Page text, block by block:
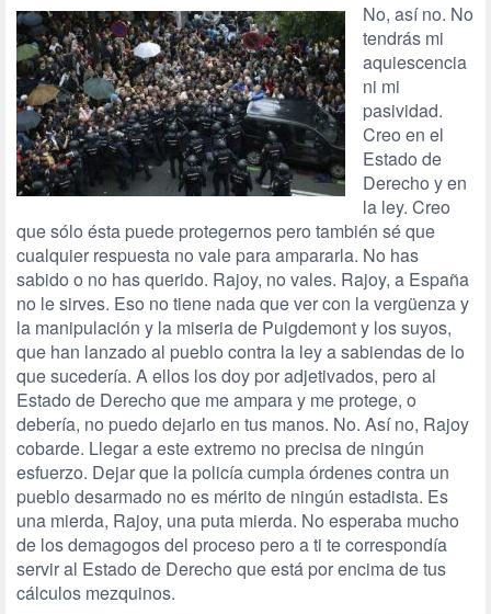
No, así no. No
tendrás mi
aquiescencia
ni mi
pasividad.
Creo en el
Estado de
Derecho y en
la ley. Creo
que sólo ésta puede protegernos pero también sé que
cualquier respuesta no vale para ampararla. No has
sabido o no has querido. Rajoy, no vales. Rajoy, a España
no le sirves. Eso no tiene nada que ver con la vergüenza y
la manipulación y la miseria de Puigdemont y los suyos,
que han lanzado al pueblo contra la ley a sabiendas de lo
que sucedería. A ellos los doy por adjetivados, pero al
Estado de Derecho que me ampara y me protege, o
debería, no puedo dejarlo en tus manos. No. Así no, Rajoy
cobarde. Llegar a este extremo no precisa de ningún
esfuerzo. Dejar que la policía cumpla órdenes contra un
pueblo desarmado no es mérito de ningún estadista. Es
una mierda, Rajoy, una puta mierda. No esperaba mucho
de los demagogos del proceso pero a ti te correspondía
servir al Estado de Derecho que está por encima de tus
cálculos mezquinos.